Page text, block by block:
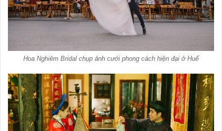
Hoa Nghiêm Bridal chụp ảnh cưới phong cách hiện đại ở Huế